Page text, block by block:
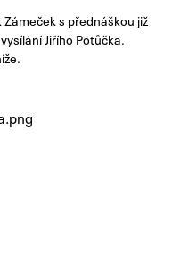
s přednáškou již
Jiřího Potůčka.